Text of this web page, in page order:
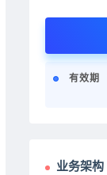
有效期
业务架构